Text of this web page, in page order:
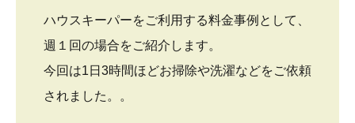
ハウスキーパーをご利用する料金事例として、
週１回の場合をご紹介します。
今回は1日3時間ほどお掃除や洗濯などをご依頼
されました。。